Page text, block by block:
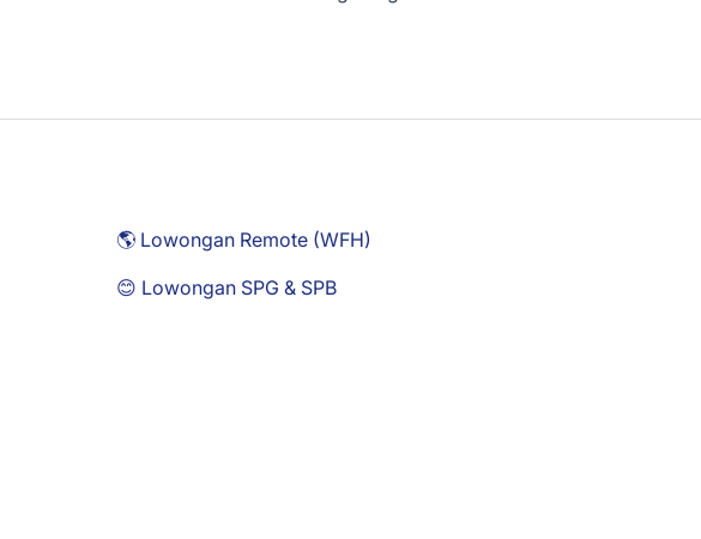
🌎 Lowongan Remote (WFH)
😊 Lowongan SPG & SPB